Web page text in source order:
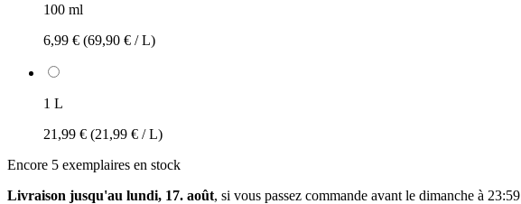
100 ml
6,99 € (69,90 € / L)
1 L
21,99 € (21,99 € / L)
Encore 5 exemplaires en stock
Livraison jusqu'au lundi, 17. août, si vous passez commande avant le dimanche à 23:59